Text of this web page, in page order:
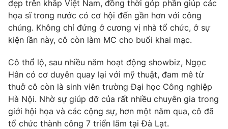
Nhân vật
Khán giả
Giải sao mai
Điện ảnh
Âm nhạc
Đời sống
Du lịch
Làm đẹp
Chất lượng cuộc sống
Giáo dục
Tuyển sinh
Học trực tuyến
Công nghệ
Hitech Công nghệ tương lai
Sản phẩm
Giao lưu trực tuyến
đẹp trên khắp Việt Nam, đồng thời góp phần giúp các
họa sĩ trong nước có cơ hội đến gần hơn với công
chúng. Không chỉ đứng ở cương vị nhà tổ chức, ở sự
kiện lần này, cô còn làm MC cho buổi khai mạc.
Cô thổ lộ, sau nhiều năm hoạt động showbiz, Ngọc
Hân có cơ duyên quay lại với mỹ thuật, đam mê từ
thuở cô còn là sinh viên trường Đại học Công nghiệp
Hà Nội. Nhờ sự giúp đỡ của rất nhiều chuyên gia trong
giới hội họa và các cộng sự, hơn một năm qua, cô đã
tổ chức thành công 7 triển lãm tại Đà Lạt.